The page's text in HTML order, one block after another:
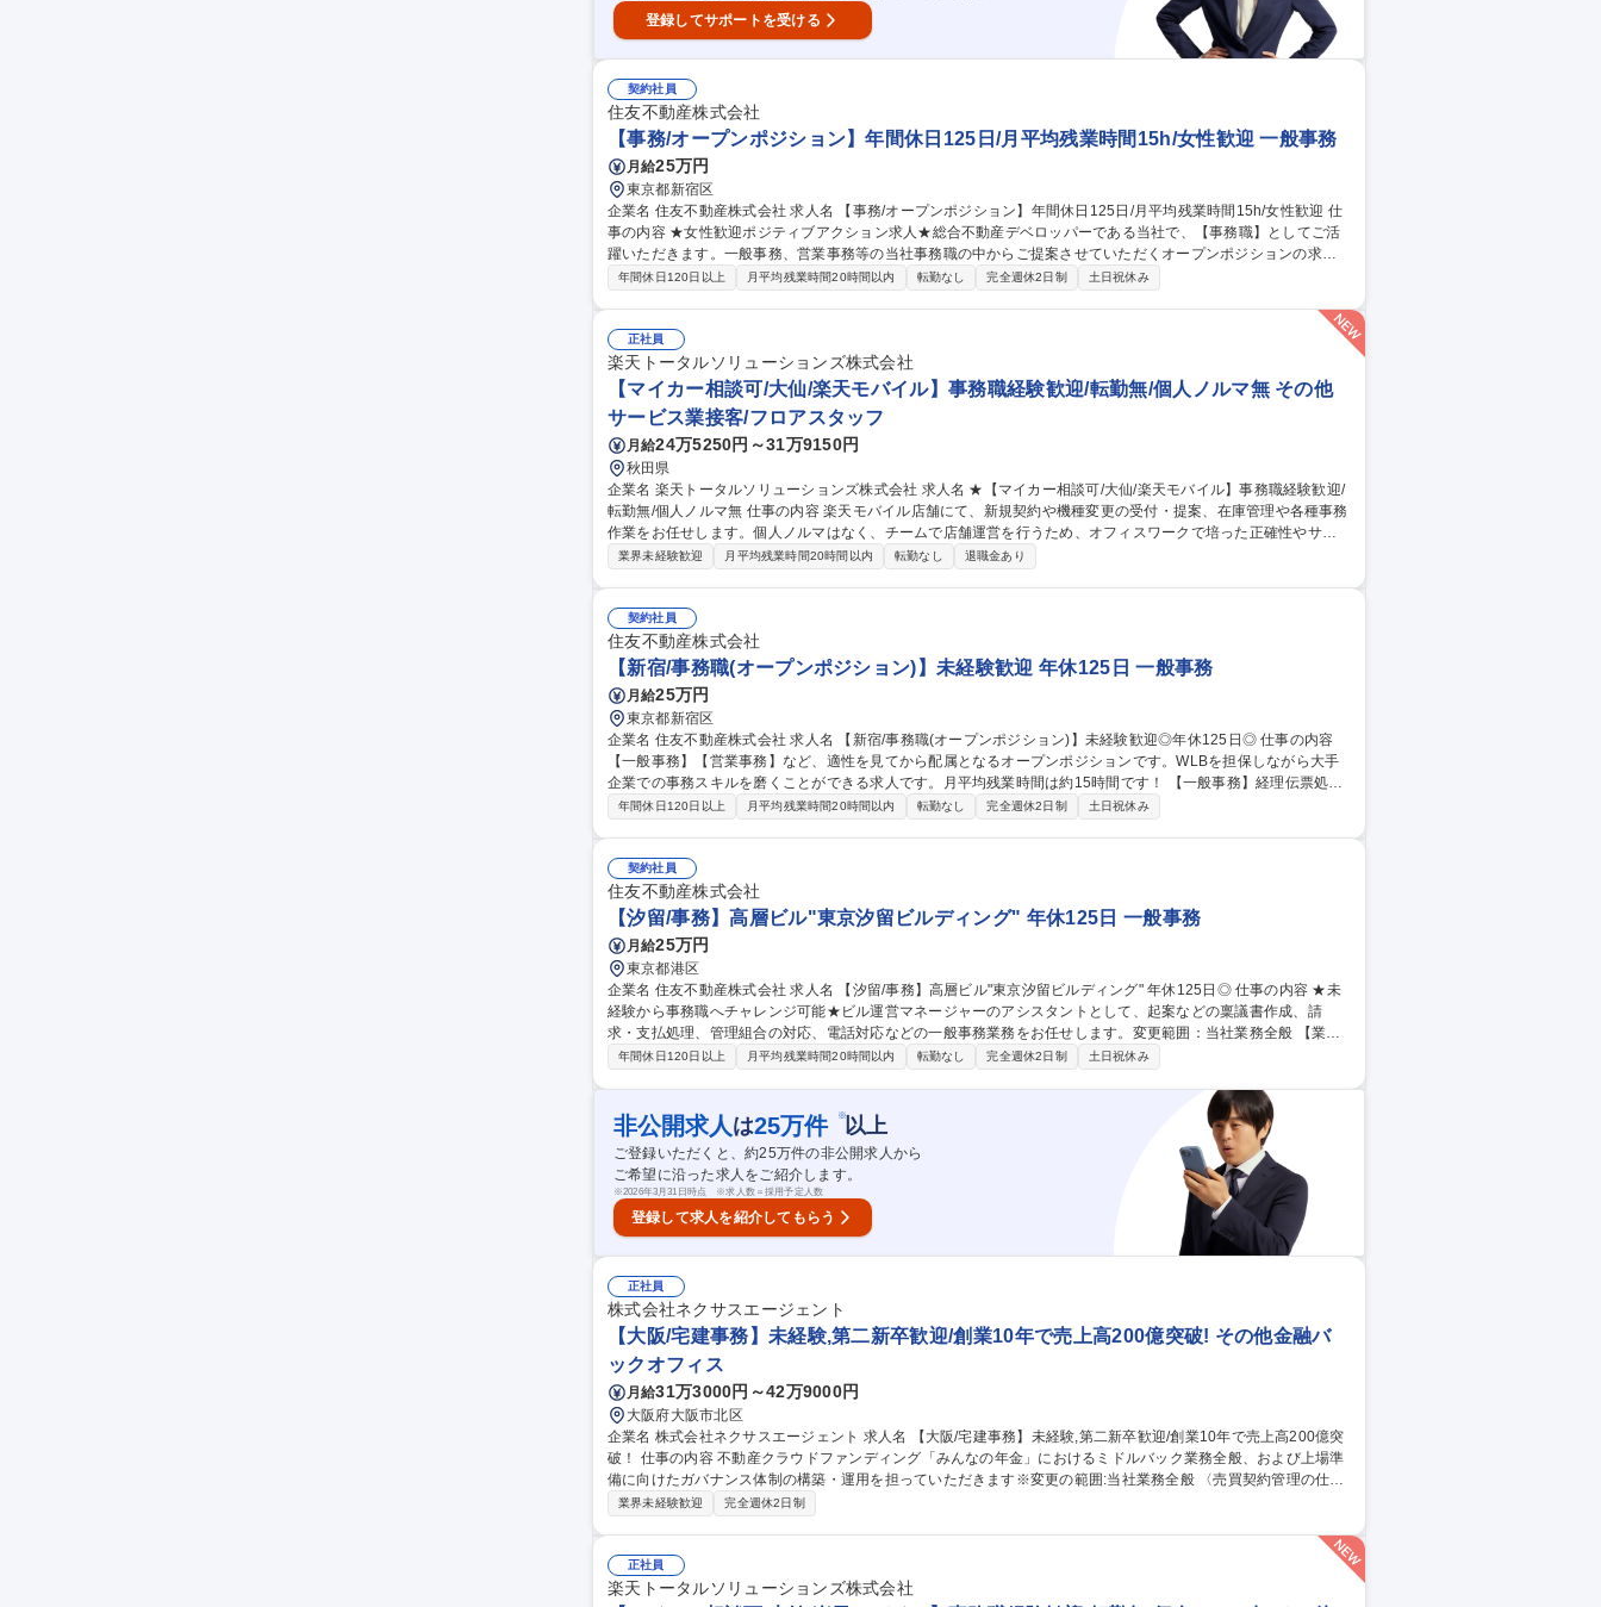
登録してサポートを受ける
契約社員
住友不動産株式会社
【事務/オープンポジション】年間休日125日/月平均残業時間15h/女性歓迎 一般事務
月給25万円
東京都新宿区
企業名 住友不動産株式会社 求人名 【事務/オープンポジション】年間休日125日/月平均残業時間15h/女性歓迎 仕
事の内容 ★女性歓迎ポジティブアクション求人★総合不動産デベロッパーである当社で、【事務職】としてご活
躍いただきます。一般事務、営業事務等の当社事務職の中からご提案させていただくオープンポジションの求人
です。 【一般事務】経理伝票処理/データ入力/確認、電話対応、書類整理 等 【営業事務】電話対応/データ入力/資
くりに関わること、地図に残るようなインパクトのある お仕事ができることが大きな魅力の一つです。日々の暮
らしのなかに、住友不動産社で創られた建物はたくさんあります。 募集職種 【事務/オープンポジション】年間休
日125日/月平均残業時間15h/女性歓迎
年間休日120日以上 月平均残業時間20時間以内 転勤なし 完全週休2日制 土日祝休み
正社員
楽天トータルソリューションズ株式会社
【マイカー相談可/大仙/楽天モバイル】事務職経験歓迎/転勤無/個人ノルマ無 その他
サービス業接客/フロアスタッフ
月給24万5250円～31万9150円
秋田県
企業名 楽天トータルソリューションズ株式会社 求人名 ★【マイカー相談可/大仙/楽天モバイル】事務職経験歓迎/
転勤無/個人ノルマ無 仕事の内容 楽天モバイル店舗にて、新規契約や機種変更の受付・提案、在庫管理や各種事務
作業をお任せします。個人ノルマはなく、チームで店舗運営を行うため、オフィスワークで培った正確性やサポ
ート力が活かせます。 ■新規契約・機種変更の登録業務や各種プランのご提案 ■お客様からの問い合わせ・電話対
キルが活きる環境です。秋田県内での勤務のため転勤はありません。 募集職種 ★【マイカー相談可/大仙/楽天モ
バイル】事務職経験歓迎/転勤無/個人ノルマ無
業界未経験歓迎 月平均残業時間20時間以内 転勤なし 退職金あり
契約社員
住友不動産株式会社
【新宿/事務職(オープンポジション)】未経験歓迎 年休125日 一般事務
月給25万円
東京都新宿区
企業名 住友不動産株式会社 求人名 【新宿/事務職(オープンポジション)】未経験歓迎◎年休125日◎ 仕事の内容
【一般事務】【営業事務】など、適性を見てから配属となるオープンポジションです。WLBを担保しながら大手
企業での事務スキルを磨くことができる求人です。月平均残業時間は約15時間です！ 【一般事務】経理伝票処理/
データ入力/確認、電話対応、書類整理 等 【営業事務】電話対応/データ入力/資料作成/営業推進ツール作成 等
年間休日120日以上 月平均残業時間20時間以内 転勤なし 完全週休2日制 土日祝休み
契約社員
住友不動産株式会社
【汐留/事務】高層ビル"東京汐留ビルディング" 年休125日 一般事務
月給25万円
東京都港区
企業名 住友不動産株式会社 求人名 【汐留/事務】高層ビル"東京汐留ビルディング" 年休125日◎ 仕事の内容 ★未
経験から事務職へチャレンジ可能★ビル運営マネージャーのアシスタントとして、起案などの稟議書作成、請
求・支払処理、管理組合の対応、電話対応などの一般事務業務をお任せします。変更範囲：当社業務全般 【業務
詳細】■社内外の電話/メール/来客対応 ■起案文書の作成（Excel/Wordの使用） ■請求書/伝票処理 ■管理組合/入居
年間休日120日以上 月平均残業時間20時間以内 転勤なし 完全週休2日制 土日祝休み
非公開求人 は25万件 ※以上
ご登録いただくと、約25万件の非公開求人から
ご希望に沿った求人をご紹介します。
※2026年3月31日時点 ※求人数＝採用予定人数
登録して求人を紹介してもらう
正社員
株式会社ネクサスエージェント
【大阪/宅建事務】未経験,第二新卒歓迎/創業10年で売上高200億突破! その他金融バ
ックオフィス
月給31万3000円～42万9000円
大阪府大阪市北区
企業名 株式会社ネクサスエージェント 求人名 【大阪/宅建事務】未経験,第二新卒歓迎/創業10年で売上高200億突
破！ 仕事の内容 不動産クラウドファンディング「みんなの年金」におけるミドルバック業務全般、および上場準
備に向けたガバナンス体制の構築・運用を担っていただきます※変更の範囲:当社業務全般 〈売買契約管理の仕事
内容〉■金融機関に対してのローン審査対応 ■投資用不動産購入希望者(主に経営者、医師)に対して、購入のフォ
【大阪/宅建事務】未経験,第二新卒歓迎/創業10年で売上高200億突破！
業界未経験歓迎 完全週休2日制
正社員
楽天トータルソリューションズ株式会社